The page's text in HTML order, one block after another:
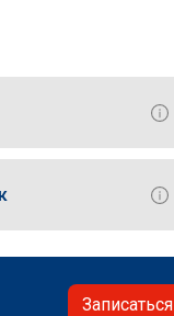
Записаться